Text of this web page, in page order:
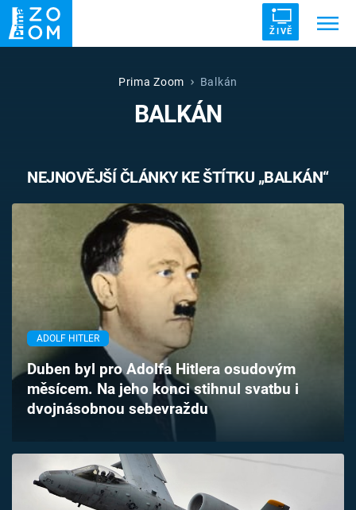
ŽIVĚ
UFO DRUHÁ SVĚTOVÁ VÁLKA
VETŘELCI DÁVNOVĚKU
Pořady
TV Program
Časopis
Sledujte prima+
Přihlášení
Prima Zoom Balkán
BALKÁN
NEJNOVĚJŠÍ ČLÁNKY KE ŠTÍTKU „BALKÁN“
ADOLF HITLER
Duben byl pro Adolfa Hitlera osudovým
měsícem. Na jeho konci stihnul svatbu i
dvojnásobnou sebevraždu